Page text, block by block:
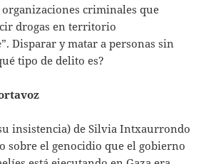
organizaciones criminales que
drogas en territorio
Disparar y matar a personas sin
tipo de delito es?
insistencia) de Silvia Intxaurrondo
sobre el genocidio que el gobierno